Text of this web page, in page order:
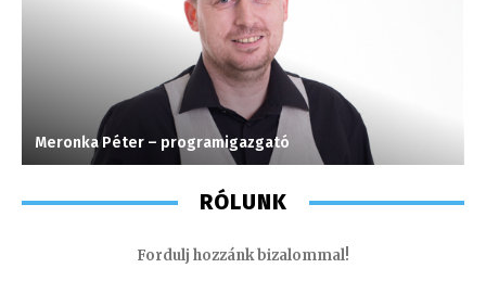
Meronka Péter – programigazgató
RÓLUNK
Fordulj hozzánk bizalommal!